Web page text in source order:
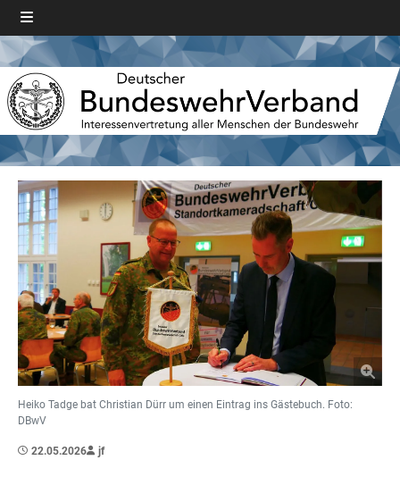
Heiko Tadge bat Christian Dürr um einen Eintrag ins Gästebuch. Foto:
DBwV
22.05.2026 jf